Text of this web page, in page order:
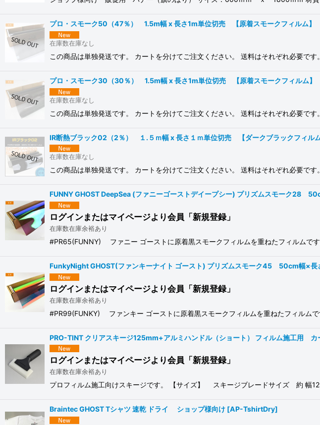
プロ・スモーク50（47％） 1.5m幅 x 長さ1m単位切売 【原着スモークフィルム
在庫数在庫なし
この商品は単独発送です。 カートを分けてご注文ください。 送料はそれぞれ必要
プロ・スモーク30（30％） 1.5m幅 x 長さ1m単位切売 【原着スモークフィルム
在庫数在庫なし
この商品は単独発送です。 カートを分けてご注文ください。 送料はそれぞれ必要
IR断熱ブラック02（2％） １.５ｍ幅 x 長さ１ｍ単位切売 【ダークブラックフィ
在庫数在庫なし
この商品は単独発送です。 カートを分けてご注文ください。 送料はそれぞれ必要
FUNNY GHOST DeepSea (ファニーゴーストデイープシー) プリズムスモーク28
ログインまたはマイページより会員「新規登録」
在庫数在庫余裕あり
#PR65(FUNNY) ファニー ゴーストに原着黒スモークフィルムを重ねたフィルムで
FunkyNight GHOST(ファンキーナイト ゴースト) プリズムスモーク45 50cm幅×
ログインまたはマイページより会員「新規登録」
在庫数在庫余裕あり
#PR99(FUNKY) ファンキー ゴーストに原着黒スモークフィルムを重ねたフィルム
PRO-TINT クリアスキージ125mm+アルミハンドル（ショート） フィルム施工
ログインまたはマイページより会員「新規登録」
在庫数在庫余裕あり
プロフィルム施工向けスキージです。 【サイズ】 スキージブレードサイズ 約 幅
Braintec GHOST Tシャツ 速乾 ドライ ショップ様向け [AP-TshirtDry]